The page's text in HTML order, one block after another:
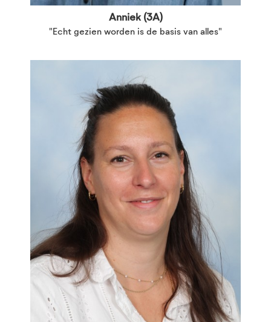
Anniek (3A)
"Echt gezien worden is de basis van alles"